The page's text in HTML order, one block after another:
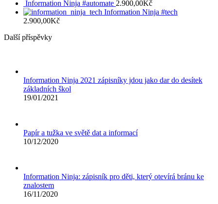
Information Ninja #automate 2.900,00Kč
Information Ninja #tech
2.900,00Kč
Další příspěvky
Information Ninja 2021 zápisníky jdou jako dar do desítek
základních škol
19/01/2021
Papír a tužka ve světě dat a informací
10/12/2020
Information Ninja: zápisník pro děti, který otevírá bránu ke
znalostem
16/11/2020